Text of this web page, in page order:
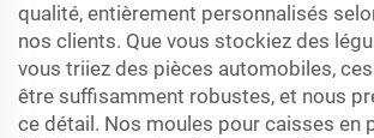
qualité, entièrement personnalisés
nos clients. Que vous stockiez des
vous triiez des pièces automobiles,
être suffisamment robustes, et nous
ce détail. Nos moules pour caisses en